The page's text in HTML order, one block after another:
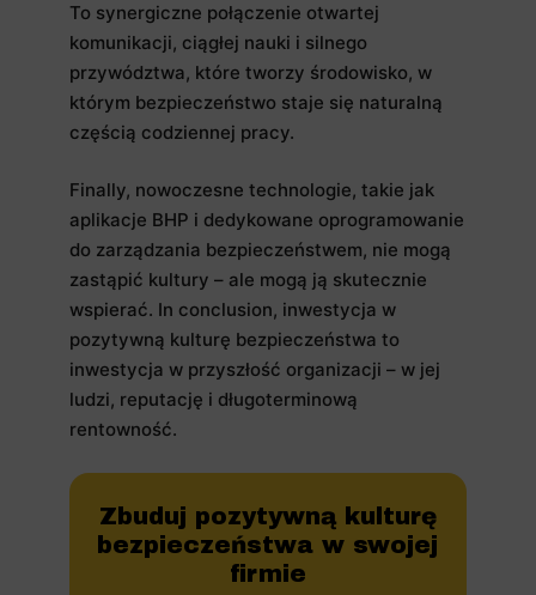
To synergiczne połączenie otwartej
komunikacji, ciągłej nauki i silnego
przywództwa, które tworzy środowisko, w
którym bezpieczeństwo staje się naturalną
częścią codziennej pracy.
Finally, nowoczesne technologie, takie jak
aplikacje BHP i dedykowane oprogramowanie
do zarządzania bezpieczeństwem, nie mogą
zastąpić kultury – ale mogą ją skutecznie
wspierać. In conclusion, inwestycja w
pozytywną kulturę bezpieczeństwa to
inwestycja w przyszłość organizacji – w jej
ludzi, reputację i długoterminową
rentowność.
Zbuduj pozytywną kulturę
bezpieczeństwa w swojej
firmie